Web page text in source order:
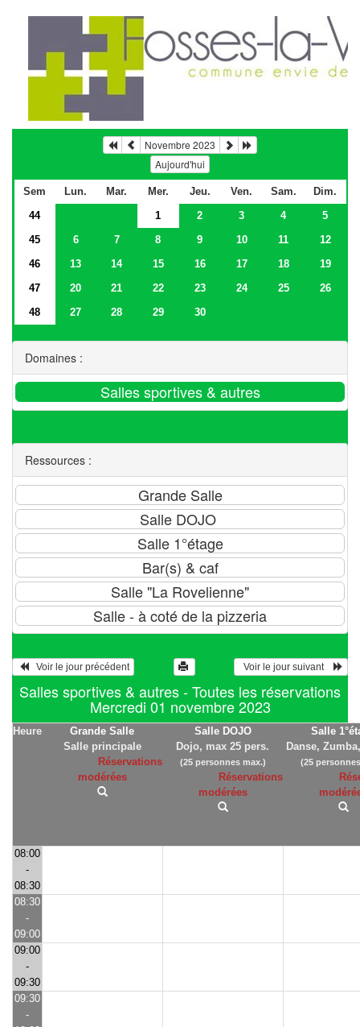
Novembre 2023
Aujourd'hui
Sem Lun. Mar. Mer. Jeu. Ven. Sam.
Dim.
44
1 2 3 4
5
45
6 7 8 9 10 11
12
46
13 14 15 16 17 18
19
47
20 21 22 23 24 25
26
48
27 28 29 30
Domaines :
Ressources :
   Voir le jour précédent
  Voir le jour suivant
Salles sportives & autres - Toutes les réservations
Mercredi 01 novembre 2023
Heure
Grande Salle
Salle principale
Réservations
modérées
Salle DOJO
Dojo, max 25 pers.
(25 personnes max.)
Réservations
modérées
Salle
Danse,
(25
08:00
-
08:30
08:30
-
09:00
09:00
-
09:30
09:30
-